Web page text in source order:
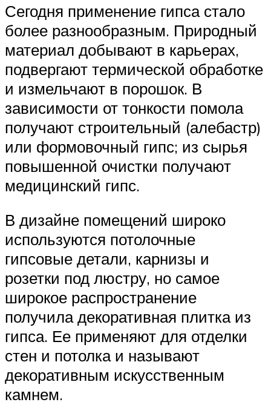
Сегодня применение гипса стало
более разнообразным. Природный
материал добывают в карьерах,
подвергают термической обработке
и измельчают в порошок. В
зависимости от тонкости помола
получают строительный (алебастр)
или формовочный гипс; из сырья
повышенной очистки получают
медицинский гипс.
В дизайне помещений широко
используются потолочные
гипсовые детали, карнизы и
розетки под люстру, но самое
широкое распространение
получила декоративная плитка из
гипса. Ее применяют для отделки
стен и потолка и называют
декоративным искусственным
камнем.